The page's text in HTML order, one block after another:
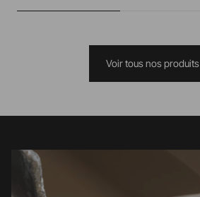
Voir tous nos produits